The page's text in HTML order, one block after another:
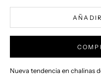
Nueva tendencia en chalinas